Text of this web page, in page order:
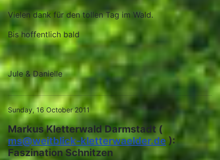
Vielen dank für den tollen Tag im Wald.
Bis hoffentlich bald
Jule & Danielle
Sunday, 16 October 2011
Markus Kletterwald Darmstadt (
ms@weitblick-kletterwaelder.de ):
Faszination Schnitzen